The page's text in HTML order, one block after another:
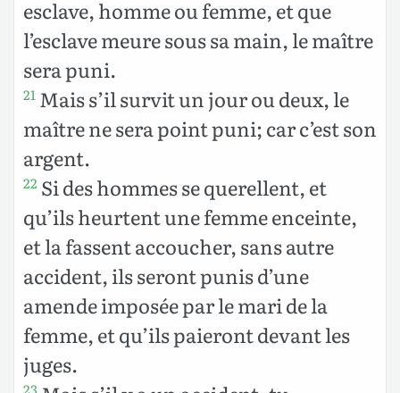
esclave, homme ou femme, et que
l’esclave meure sous sa main, le maître
sera puni.
21 Mais s’il survit un jour ou deux, le
maître ne sera point puni; car c’est son
argent.
22 Si des hommes se querellent, et
qu’ils heurtent une femme enceinte,
et la fassent accoucher, sans autre
accident, ils seront punis d’une
amende imposée par le mari de la
femme, et qu’ils paieront devant les
juges.